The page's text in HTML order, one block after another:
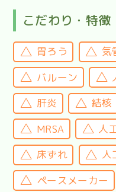
こだわり・特徴
胃ろう 気
バルーン
肝炎
結核
MRSA
人
床ずれ
人
ペースメーカー